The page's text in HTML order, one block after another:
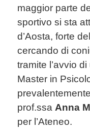
maggior parte
sportivo si sta
d’Aosta, forte
cercando di
tramite l’avvio
Master in
prof.ssa Anna
per l’Ateneo.